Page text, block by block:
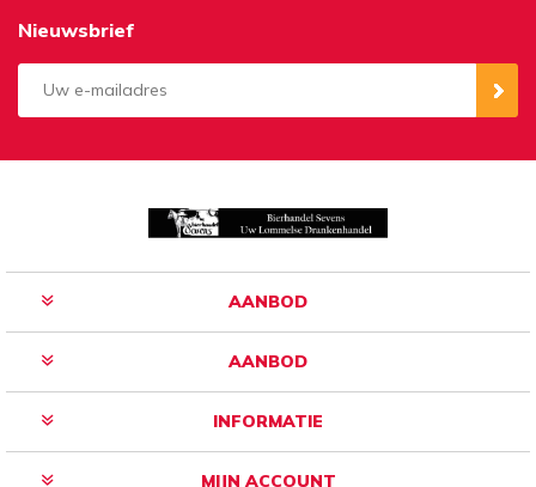
Nieuwsbrief
AANBOD
AANBOD
INFORMATIE
MIJN ACCOUNT